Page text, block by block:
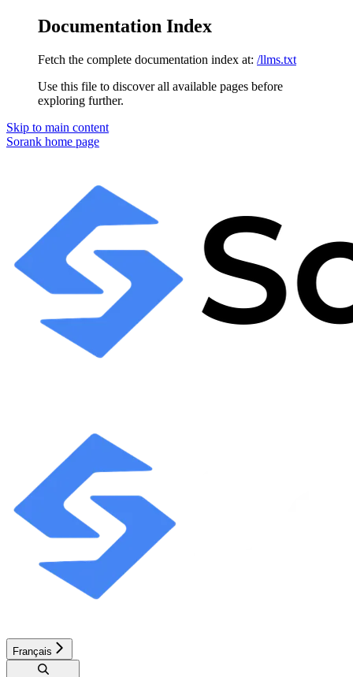
Documentation Index
Fetch the complete documentation index at: /llms.txt
Use this file to discover all available pages before
exploring further.
Skip to main content
Sorank home page
Français